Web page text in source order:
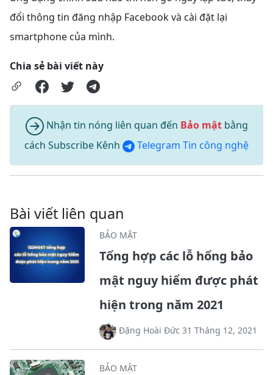
đổi thông tin đăng nhập Facebook và cài đặt lại
smartphone của mình.
Chia sẻ bài viết này
Nhận tin nóng liên quan đến Bảo mậtbằng
cách Subscribe Kênh
Telegram Tin công nghệ
Bài viết liên quan
BẢO MẬT
Tổng hợp các lỗ hổng bảo
mật nguy hiểm được phát
hiện trong năm 2021
Đặng Hoài Đức 31 Tháng 12, 2021
BẢO MẬT